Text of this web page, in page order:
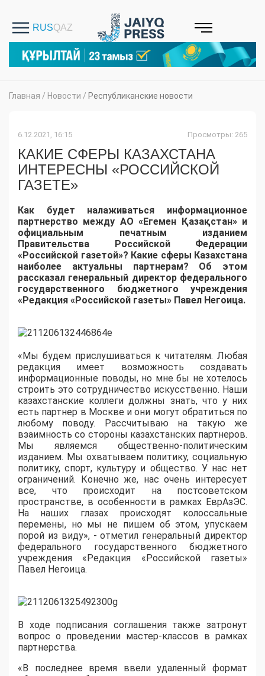
Главная / Новости / Республиканские новости
6.12.2021, 16:15 Просмотры: 265
КАКИЕ СФЕРЫ КАЗАХСТАНА
ИНТЕРЕСНЫ «РОССИЙСКОЙ
ГАЗЕТЕ»
Как будет налаживаться информационное
партнерство между АО «Егемен Қазақстан» и
официальным печатным изданием
Правительства Российской Федерации
«Российской газетой»? Какие сферы Казахстана
наиболее актуальны партнерам? Об этом
рассказал генеральный директор федерального
государственного бюджетного учреждения
«Редакция «Российской газеты» Павел Негоица.
«Мы будем прислушиваться к читателям. Любая
редакция имеет возможность создавать
информационные поводы, но мне бы не хотелось
строить это сотрудничество искусственно. Наши
казахстанские коллеги должны знать, что у них
есть партнер в Москве и они могут обратиться по
любому поводу. Рассчитываю на такую же
взаимность со стороны казахстанских партнеров.
Мы являемся общественно-политическим
изданием. Мы охватываем политику, социальную
политику, спорт, культуру и общество. У нас нет
ограничений. Конечно же, нас очень интересует
все, что происходит на постсоветском
пространстве, в особенности в рамках ЕврАзЭС.
На наших глазах происходят колоссальные
перемены, но мы не пишем об этом, упускаем
порой из виду», - отметил генеральный директор
федерального государственного бюджетного
учреждения «Редакция «Российской газеты»
Павел Негоица.
В ходе подписания соглашения также затронут
вопрос о проведении мастер-классов в рамках
партнерства.
«В последнее время ввели удаленный формат